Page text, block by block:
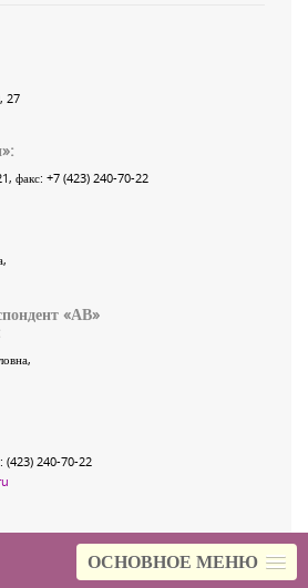
ОСНОВНОЕ МЕНЮ
27
»:
, факс: +7 (423) 240-70-22
«АВ»
(423) 240-70-22